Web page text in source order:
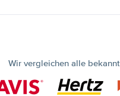
Wir vergleichen alle